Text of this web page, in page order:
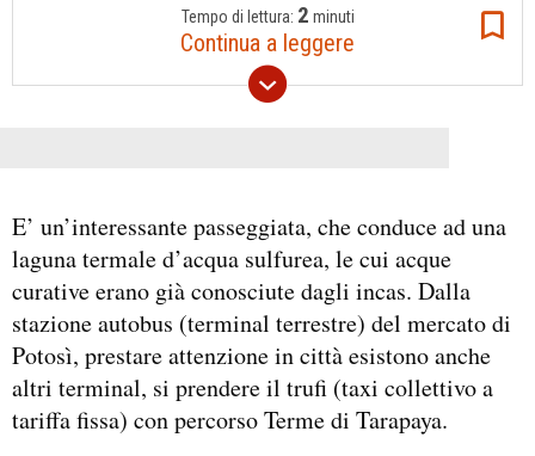
Tempo di lettura: 2 minuti
Continua a leggere
E’ un’interessante passeggiata, che conduce ad una
laguna termale d’acqua sulfurea, le cui acque
curative erano già conosciute dagli incas. Dalla
stazione autobus (terminal terrestre) del mercato di
Potosì, prestare attenzione in città esistono anche
altri terminal, si prendere il trufi (taxi collettivo a
tariffa fissa) con percorso Terme di Tarapaya.